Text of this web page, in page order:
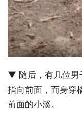
▼ 随后，有几位男
指向前面，而身穿
前面的小溪。